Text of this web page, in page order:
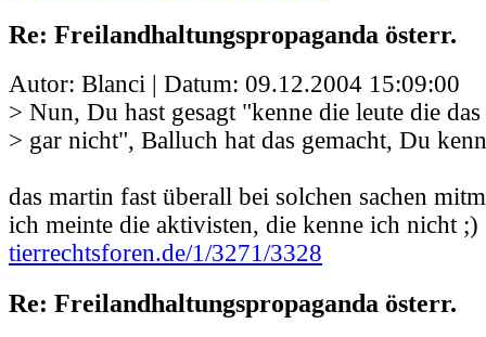
Re: Freilandhaltungspropaganda österr.
Autor: Blanci | Datum: 09.12.2004 15:09:00
> Nun, Du hast gesagt "kenne die leute die
> gar nicht", Balluch hat das gemacht, Du
das martin fast überall bei solchen sachen
ich meinte die aktivisten, die kenne ich nicht ;)
tierrechtsforen.de/1/3271/3328
Re: Freilandhaltungspropaganda österr.